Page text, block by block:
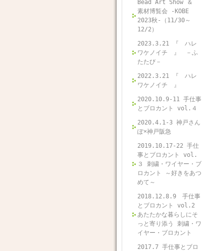
Bead Art Show ＆
素材博覧会 -KOBE
2023秋-（11/30～
12/2）
2023.3.21 『 ハレ
ワケノイチ 』 －ふ
たたび－
2022.3.21 『 ハレ
ワケノイチ 』
2020.10.9-11 手仕事
とブロカント vol.４
2020.4.1-3 神戸さん
ぽ×神戸阪急
2019.10.17-22 手仕
事とブロカント vol.
３ 刺繍・ワイヤー・ブ
ロカント ～好きをあつ
めて～
2018.12.8.9 手仕事
とブロカント vol.2
あたたかな暮らしにそ
っと寄り添う 刺繍・ワ
イヤー・ブロカント
2017.7 手仕事とブロ